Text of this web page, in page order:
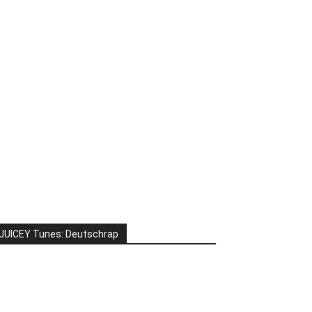
Tunes: Deutschrap